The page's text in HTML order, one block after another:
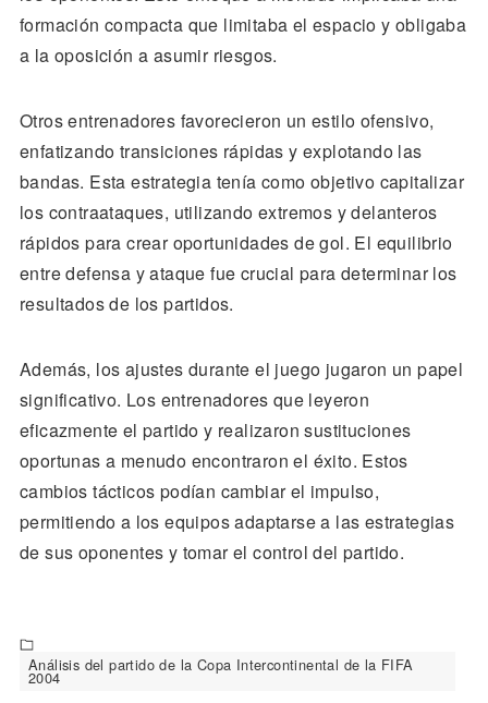
formación compacta que limitaba el espacio y obligaba
a la oposición a asumir riesgos.
Otros entrenadores favorecieron un estilo ofensivo,
enfatizando transiciones rápidas y explotando las
bandas. Esta estrategia tenía como objetivo capitalizar
los contraataques, utilizando extremos y delanteros
rápidos para crear oportunidades de gol. El equilibrio
entre defensa y ataque fue crucial para determinar los
resultados de los partidos.
Además, los ajustes durante el juego jugaron un papel
significativo. Los entrenadores que leyeron
eficazmente el partido y realizaron sustituciones
oportunas a menudo encontraron el éxito. Estos
cambios tácticos podían cambiar el impulso,
permitiendo a los equipos adaptarse a las estrategias
de sus oponentes y tomar el control del partido.
Análisis del partido de la Copa Intercontinental de la FIFA
2004